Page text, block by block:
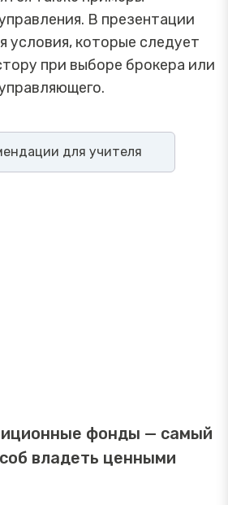
В презентации
условия, которые следует
при выборе брокера или
для учителя
фонды — самый
владеть ценными